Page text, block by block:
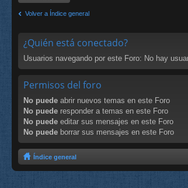
Volver a Índice general
¿Quién está conectado?
Usuarios navegando por este Foro: No hay
Permisos del foro
No puede abrir nuevos temas en este Foro
No puede responder a temas en este Foro
No puede editar sus mensajes en este Foro
No puede borrar sus mensajes en este Foro
Índice general